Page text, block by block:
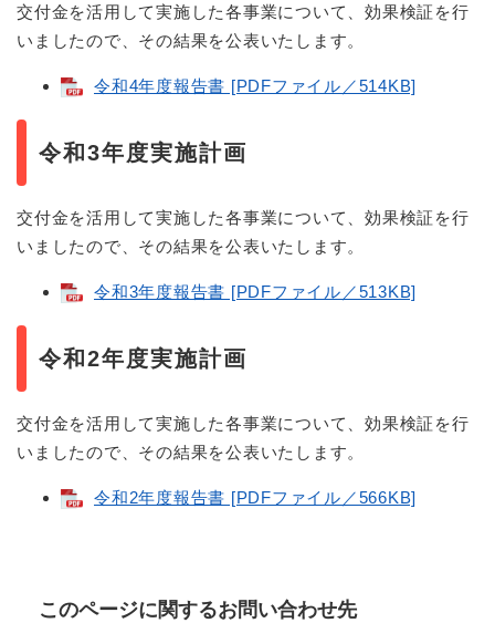
交付金を活用して実施した各事業について、効果検証を行
いましたので、その結果を公表いたします。
令和4年度報告書 [PDFファイル／514KB]
令和3年度実施計画
交付金を活用して実施した各事業について、効果検証を行
いましたので、その結果を公表いたします。
令和3年度報告書 [PDFファイル／513KB]
令和2年度実施計画
交付金を活用して実施した各事業について、効果検証を行
いましたので、その結果を公表いたします。
令和2年度報告書 [PDFファイル／566KB]
このページに関するお問い合わせ先